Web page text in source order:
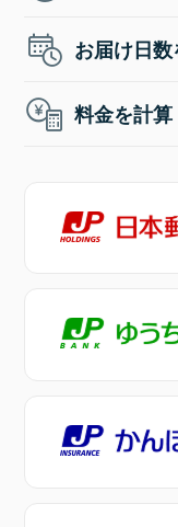
お届け日
料金を計